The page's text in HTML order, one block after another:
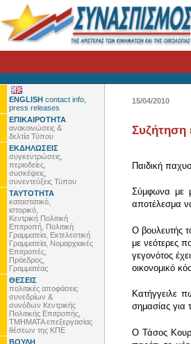
ENGLISH contact info,
press releases
ΕΠΙΚΑΙΡΟΤΗΤΑ
ανακοινώσεις &
δελτία Τύπου
ΕΚΔΗΛΩΣΕΙΣ
συγκεντρώσεις,
περιοδείες,
συσκέψεις,
συνεντεύξεις Τύπου
ΤΑΥΤΟΤΗΤΑ
καταστατικό,
ιστορικό,
Κεντρική Πολιτική
Επιτροπή, Πολιτική
Γραμματεία, Εκτελεστική
Γραμματεία, Νομαρχιακές
Επιτροπές,
Πρόεδρος,
Γραμματέας
ΘΕΣΕΙΣ
πολιτικές αποφάσεις
συνεδρίων &
συνόδων Κεντρικής
Πολιτικής Επιτροπής,
ΤΜΗΜΑΤΑ επεξεργασίας
θέσεων της ΚΠΕ
ΒΟΥΛΗ
15/04/2010
Συζήτηση
Παιδική
Σύμφωνα με
αποτέλεσμα
Ο βουλευτής
με νεότερες
γεγονότος
οικονομικό
Κατήγγειλε
σημασίας για
Ο Τάσος